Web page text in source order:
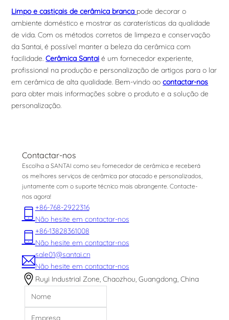
Limpoe castiçais de cerâmica branca pode decorar o
ambiente doméstico e mostrar as caraterísticas da qualidade
de vida. Com os métodos corretos de limpeza e conservação
da Santai, é possível manter a beleza da cerâmica com
facilidade.Cerâmica Santai é um fornecedor experiente,
profissional na produção e personalização de artigos para o lar
em cerâmica de alta qualidade. Bem-vindo aocontactar-nos
para obter mais informações sobre o produto e a solução de
personalização.
Contactar-nos
Escolha a SANTAI como seu fornecedor de cerâmica e receberá
os melhores serviços de cerâmica por atacado e personalizados,
juntamente com o suporte técnico mais abrangente. Contacte-
nos agora!
+86-768-2922316
Não hesite em contactar-nos
+86-13828361008
Não hesite em contactar-nos
sale01@santai.cn
Não hesite em contactar-nos
Ruyi Industrial Zone, Chaozhou, Guangdong, China